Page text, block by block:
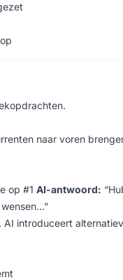
naar voren
op #1 AI-antwoord:
introduceert